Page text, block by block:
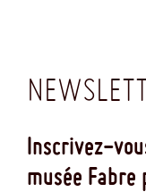
Inscrivez-
musée